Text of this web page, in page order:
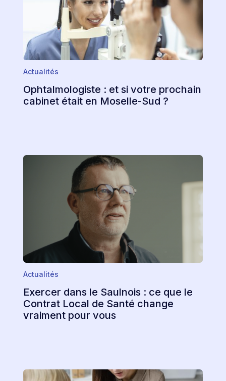
Actualités
Ophtalmologiste : et si votre prochain
cabinet était en Moselle-Sud ?
Actualités
Exercer dans le Saulnois : ce que le
Contrat Local de Santé change
vraiment pour vous